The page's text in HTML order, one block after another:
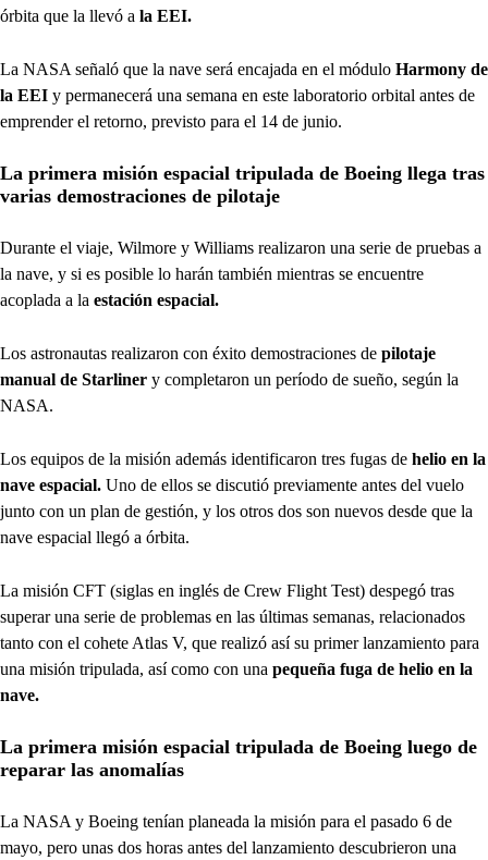
órbita que la llevó a la EEI.
La NASA señaló que la nave será encajada en el módulo Harmony de
la EEI y permanecerá una semana en este laboratorio orbital antes de
emprender el retorno, previsto para el 14 de junio.
La primera misión espacial tripulada de Boeing llega tras
varias demostraciones de pilotaje
Durante el viaje, Wilmore y Williams realizaron una serie de pruebas a
la nave, y si es posible lo harán también mientras se encuentre
acoplada a la estación espacial.
Los astronautas realizaron con éxito demostraciones de pilotaje
manual de Starliner y completaron un período de sueño, según la
NASA.
Los equipos de la misión además identificaron tres fugas de helio en la
nave espacial. Uno de ellos se discutió previamente antes del vuelo
junto con un plan de gestión, y los otros dos son nuevos desde que la
nave espacial llegó a órbita.
La misión CFT (siglas en inglés de Crew Flight Test) despegó tras
superar una serie de problemas en las últimas semanas, relacionados
tanto con el cohete Atlas V, que realizó así su primer lanzamiento para
una misión tripulada, así como con una pequeña fuga de helio en la
nave.
La primera misión espacial tripulada de Boeing luego de
reparar las anomalías
La NASA y Boeing tenían planeada la misión para el pasado 6 de
mayo, pero unas dos horas antes del lanzamiento descubrieron una